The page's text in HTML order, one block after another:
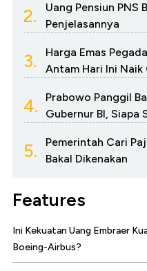
2.
Uang Pensiun PNS
Penjelasannya
3.
Harga Emas
Antam Hari Ini
4.
Prabowo Panggil
Gubernur BI, Siapa
5.
Pemerintah Cari
Bakal Dikenakan
Features
Ini Kekuatan Uang Embraer
Boeing-Airbus?